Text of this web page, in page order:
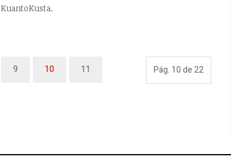
KuantoKusta.
Pág. 10 de 22
9 10 11